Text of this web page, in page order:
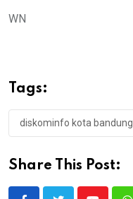
WN
Tags:
diskominfo kota bandung
Share This Post: